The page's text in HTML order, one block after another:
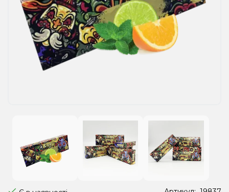
Рідини для електронних сигарет
Подарункові набори
Уцінка